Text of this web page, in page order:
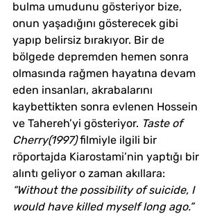
bulma umudunu gösteriyor bize,
onun yaşadığını gösterecek gibi
yapıp belirsiz bırakıyor. Bir de
bölgede depremden hemen sonra
olmasında rağmen hayatına devam
eden insanları, akrabalarını
kaybettikten sonra evlenen Hossein
ve Tahereh’yi gösteriyor. Taste of
Cherry(1997) filmiyle ilgili bir
röportajda Kiarostami’nin yaptığı bir
alıntı geliyor o zaman akıllara:
“Without the possibility of suicide, I
would have killed myself long ago.”